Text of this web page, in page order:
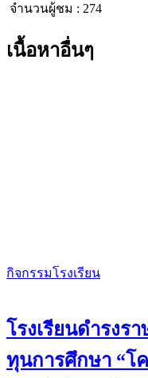
จำนวนผู้ชม : 274
เนื้อหาอื่นๆ
กิจกรรมโรงเรียน
โรงเรียนดำรงร
ทุนการศึกษา “โ